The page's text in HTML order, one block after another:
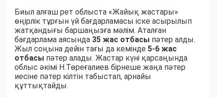
Биыл алғаш рет облыста «Жайық жастары»
өңірлік тұрғын үй бағдарламасы іске асырылып
жатқандығы баршаңызға мәлім. Аталған
бағдарлама аясында 35 жас отбасы пәтер алды.
Жыл соңына дейін тағы да кемінде 5-6 жас
отбасы пәтер алады. Жастар күні қарсаңында
облыс әкімі Н.Төреғалиев бірнеше жаңа пәтер
иесіне пәтер кілтін табыстап, арнайы
құттықтайды.